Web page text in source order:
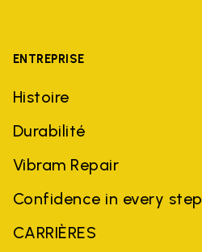
ENTREPRISE
Histoire
Durabilité
Vibram Repair
Confidence in every step
CARRIÈRES